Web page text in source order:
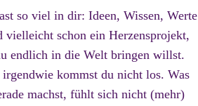
so viel in dir: Ideen, Wissen, Werte
vielleicht schon ein Herzensprojekt,
endlich in die Welt bringen willst.
irgendwie kommst du nicht los.Was
machst, fühlt sich nicht (mehr)